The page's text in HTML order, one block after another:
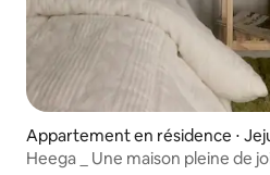
Appartement en résidence ⋅
Heega _ Une maison pleine de